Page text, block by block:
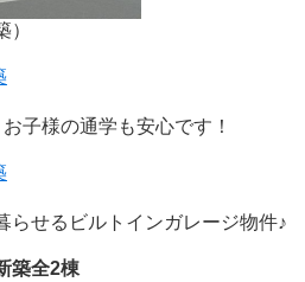
子様の通学も安心です！
せるビルトインガレージ物件♪
築全2棟